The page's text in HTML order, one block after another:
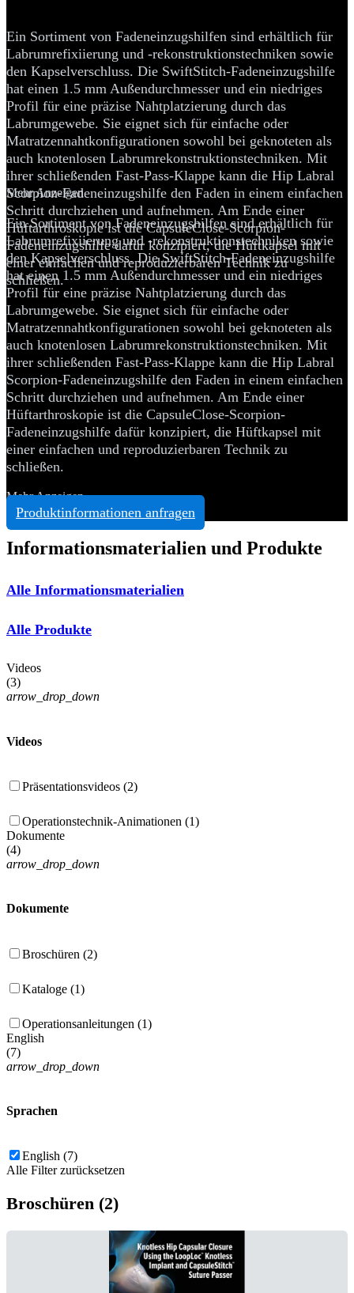
Ein Sortiment von Fadeneinzugshilfen sind erhältlich für
Labrumrefixiierung und -rekonstruktionstechniken sowie
den Kapselverschluss. Die SwiftStitch-Fadeneinzugshilfe
hat einen 1.5 mm Außendurchmesser und ein niedriges
Profil für eine präzise Nahtplatzierung durch das
Labrumgewebe. Sie eignet sich für einfache oder
Matratzennahtkonfigurationen sowohl bei geknoteten als
auch knotenlosen Labrumrekonstruktionstechniken. Mit
ihrer schließenden Fast-Pass-Klappe kann die Hip Labral
Scorpion-Fadeneinzugshilfe den Faden in einem einfachen
Schritt durchziehen und aufnehmen. Am Ende einer
Hüftarthroskopie ist die CapsuleClose-Scorpion-
Fadeneinzugshilfe dafür konzipiert, die Hüftkapsel mit
einer einfachen und reproduzierbaren Technik zu
schließen.
Mehr Anzeigen
Ein Sortiment von Fadeneinzugshilfen sind erhältlich für
Labrumrefixiierung und -rekonstruktionstechniken sowie
den Kapselverschluss. Die SwiftStitch-Fadeneinzugshilfe
hat einen 1.5 mm Außendurchmesser und ein niedriges
Profil für eine präzise Nahtplatzierung durch das
Labrumgewebe. Sie eignet sich für einfache oder
Matratzennahtkonfigurationen sowohl bei geknoteten als
auch knotenlosen Labrumrekonstruktionstechniken. Mit
ihrer schließenden Fast-Pass-Klappe kann die Hip Labral
Scorpion-Fadeneinzugshilfe den Faden in einem einfachen
Schritt durchziehen und aufnehmen. Am Ende einer
Hüftarthroskopie ist die CapsuleClose-Scorpion-
Fadeneinzugshilfe dafür konzipiert, die Hüftkapsel mit
einer einfachen und reproduzierbaren Technik zu
schließen.
Mehr Anzeigen
Produktinformationen anfragen
Informationsmaterialien und Produkte
Alle Informationsmaterialien
Alle Produkte
Videos
(3)
arrow_drop_down
Videos
Präsentationsvideos (2)
Operationstechnik-Animationen (1)
Dokumente
(4)
arrow_drop_down
Dokumente
Broschüren (2)
Kataloge (1)
Operationsanleitungen (1)
English
(7)
arrow_drop_down
Sprachen
English (7)
Alle Filter zurücksetzen
Broschüren (2)